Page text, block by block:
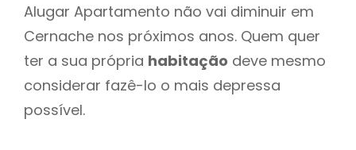
Alugar Apartamento não vai diminuir em
Cernache nos próximos anos. Quem quer
ter a sua própria habitação deve mesmo
considerar fazê-lo o mais depressa
possível.